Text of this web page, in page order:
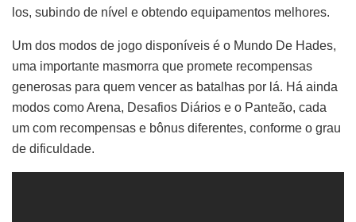
los, subindo de nível e obtendo equipamentos melhores.
Um dos modos de jogo disponíveis é o Mundo De Hades,
uma importante masmorra que promete recompensas
generosas para quem vencer as batalhas por lá. Há ainda
modos como Arena, Desafios Diários e o Panteão, cada
um com recompensas e bônus diferentes, conforme o grau
de dificuldade.